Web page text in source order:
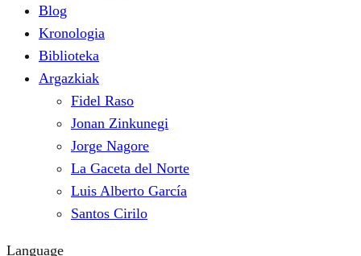
Blog
Kronologia
Biblioteka
Argazkiak
Fidel Raso
Jonan Zinkunegi
Jorge Nagore
La Gaceta del Norte
Luis Alberto García
Santos Cirilo
Language